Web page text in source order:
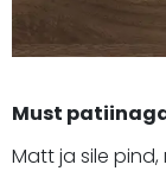
Must
Matt ja sile